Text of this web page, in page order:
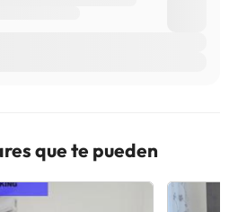
que te pueden